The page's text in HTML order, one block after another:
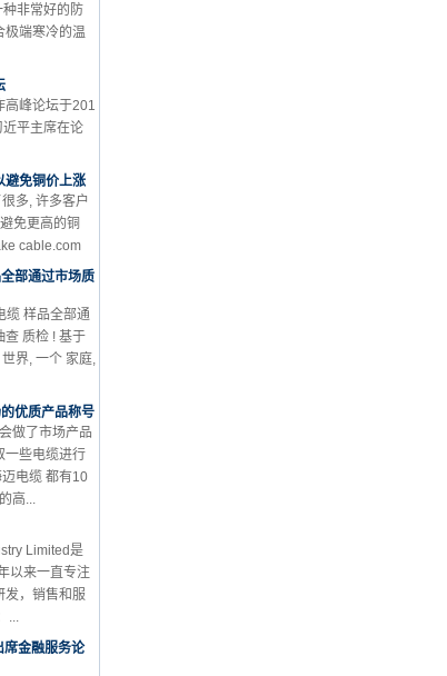
种非常好的防
极端寒冷的温
论坛于201
平主席在论
避免铜价上涨
多, 许多客户
免更高的铜
cable.com
部通过市场质
缆 样品全部通
查 质检 ! 基于
界, 一个 家庭,
优质产品称号
了市场产品
一些电缆进行
电缆 都有10
高...
Limited是
以来一直专注
发，销售和服
...
席金融服务论